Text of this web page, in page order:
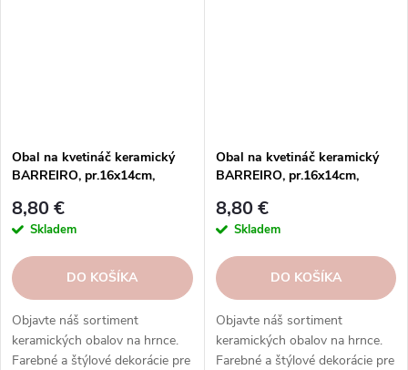
Obal na kvetináč keramický
BARREIRO, pr.16x14cm,
8,80 €
Skladem
DO KOŠÍKA
Objavte náš sortiment
keramických obalov na hrnce.
Farebné a štýlové dekorácie pre
Obal na kvetináč keramický
BARREIRO, pr.16x14cm,
8,80 €
Skladem
DO KOŠÍKA
Objavte náš sortiment
keramických obalov na hrnce.
Farebné a štýlové dekorácie pre